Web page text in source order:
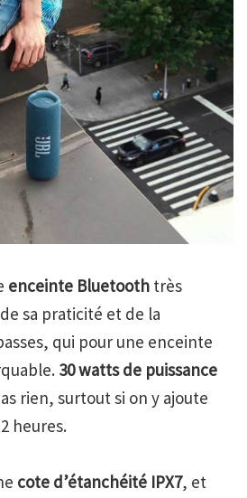
enceinte Bluetooth très
sa praticité et de la
qui pour une enceinte
30 watts de puissance
rien, surtout si on y ajoute
heures.
cote d’étanchéité IPX7, et